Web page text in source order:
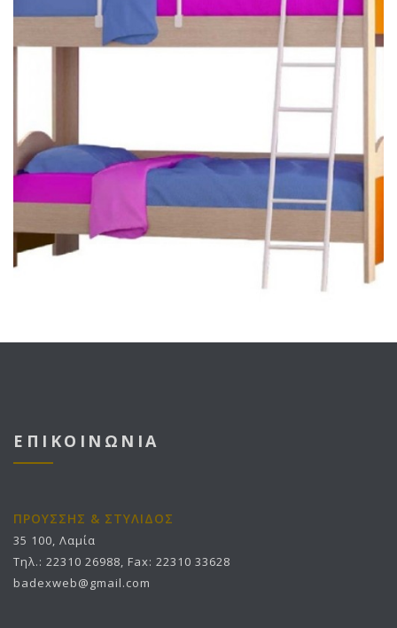
ΕΠΙΚΟΙΝΩΝΙΑ
ΠΡΟΥΣΣΗΣ & ΣΤΥΛΙΔΟΣ
35 100, Λαμία
Τηλ.: 22310 26988, Fax: 22310 33628
badexweb@gmail.com